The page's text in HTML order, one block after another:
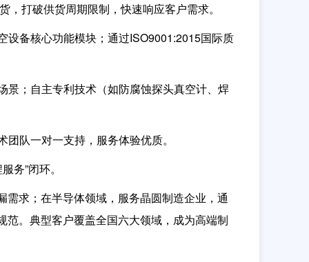
打破供货周期限制，快速响应客户需求。
设备核心功能模块；通过ISO9001:2015国际质
景；自主专利技术（如防腐蚀探头真空计、焊
队一对一支持，服务体验优质。
务”闭环。
需求；在半导体领域，服务晶圆制造企业，通
。典型客户覆盖全国六大领域，成为高端制